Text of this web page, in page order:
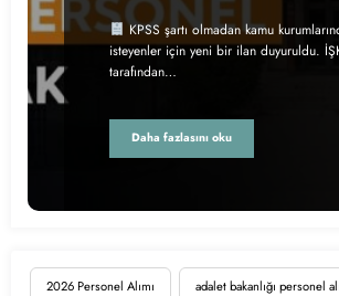
2026 Personel Alımı adalet bakanlığı personel
KPSS şartı olmadan kamu
isteyenler için yeni bir ilan duyuruldu.
tarafından…
Daha fazlasını oku